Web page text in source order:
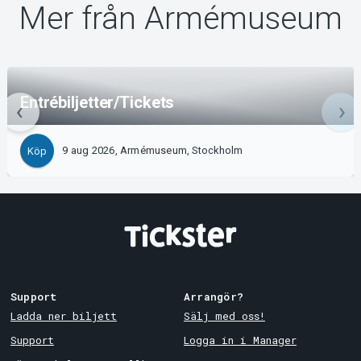
Mer från Armémuseum
Entrébiljetter/Tickets
Köp 9 aug 2026, Armémuseum, Stockholm
Support
Ladda ner biljett
Support
Arrangör?
Sälj med oss!
Logga in i Manager